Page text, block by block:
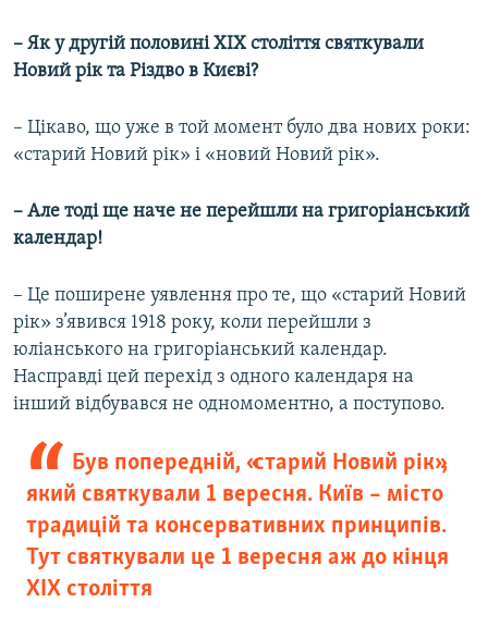
– Як у другій половині ХІХ століття святкували
Новий рік та Різдво в Києві?
– Цікаво, що уже в той момент було два нових роки:
«старий Новий рік» і «новий Новий рік».
– Але тоді ще наче не перейшли на григоріанський
календар!
– Це поширене уявлення про те, що «старий Новий
рік» з’явився 1918 року, коли перейшли з
юліанського на григоріанський календар.
Насправді цей перехід з одного календаря на
інший відбувався не одномоментно, а поступово.
Був попередній, «старий Новий рік»,
який святкували 1 вересня. Київ – місто
традицій та консервативних принципів.
Тут святкували це 1 вересня аж до кінця
XIX століття